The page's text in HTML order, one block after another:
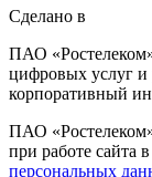
Сделано в
ПАО
цифровых услуг
корпоративный
ПАО
при работе сайта
персональных